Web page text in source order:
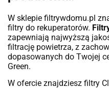
W sklepie filtrywdomu.pl
filtry do rekuperatorów.
zapewniają najwyższą
filtrację powietrza, z
dopasowanych do Twojej
Green.
W ofercie znajdziesz filtry